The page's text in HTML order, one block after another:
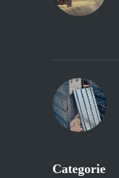
Categorie